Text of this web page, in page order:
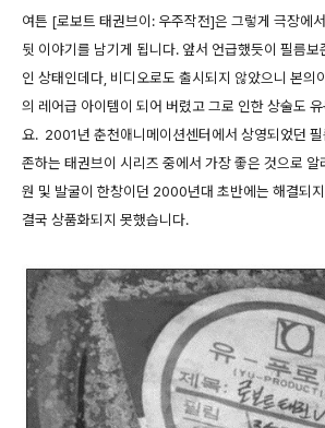
여튼 [로보트 태권브이: 우주작전]은 그렇게 극장에
뒷 이야기를 남기게 됩니다. 앞서 언급했듯이 필름
인 상태인데다, 비디오로도 출시되지 않았으니 본의
의 레어급 아이템이 되어 버렸고 그로 인한 상술도
요. 2001년 춘천애니메이션센터에서 상영되었던
존하는 태권브이 시리즈 중에서 가장 좋은 것으로 알
원 및 발굴이 한창이던 2000년대 초반에는 해결되
결국 상품화되지 못했습니다.